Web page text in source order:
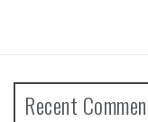
Recent